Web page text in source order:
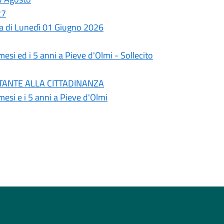
di Lunedì 01 Giugno 2026
ed i 5 anni a Pieve d'Olmi - Sollecito
ALLA CITTADINANZA
e i 5 anni a Pieve d'Olmi